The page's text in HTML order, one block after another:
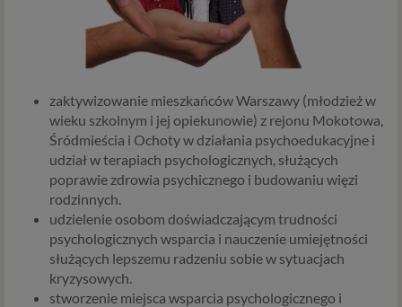
zaktywizowanie mieszkańców Warszawy (młodzież w
wieku szkolnym i jej opiekunowie) z rejonu Mokotowa,
Śródmieścia i Ochoty w działania psychoedukacyjne i
udział w terapiach psychologicznych, służących
poprawie zdrowia psychicznego i budowaniu więzi
rodzinnych.
udzielenie osobom doświadczającym trudności
psychologicznych wsparcia i nauczenie umiejętności
służących lepszemu radzeniu sobie w sytuacjach
kryzysowych.
stworzenie miejsca wsparcia psychologicznego i